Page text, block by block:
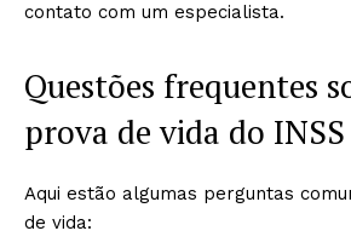
contato com um especialista.
Questões frequentes
prova de vida do INSS
Aqui estão algumas perguntas
de vida: